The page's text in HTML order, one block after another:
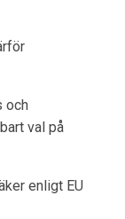
och
val på
enligt EU